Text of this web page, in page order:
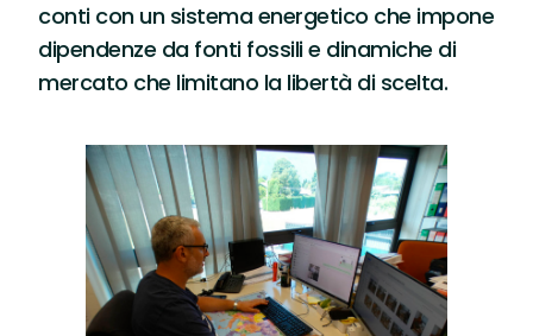
conti con un sistema energetico che impone
dipendenze da fonti fossili e dinamiche di
mercato che limitano la libertà di scelta.